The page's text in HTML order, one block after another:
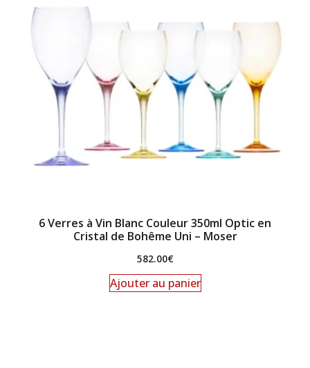
6 Verres à Vin Blanc Couleur 350ml Optic en
Cristal de Bohême Uni – Moser
582.00€
Ajouter au panier